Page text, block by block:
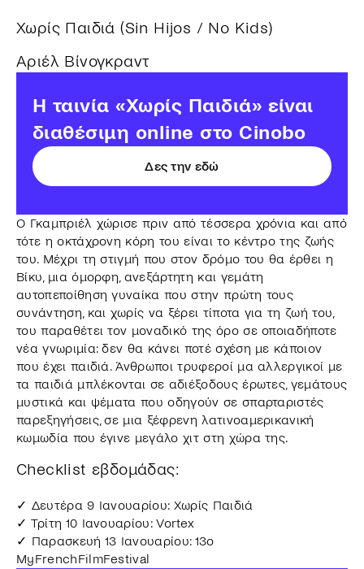
Χωρίς Παιδιά (Sin Hijos / No Kids)
Αριέλ Βίνογκραντ
Η ταινία «Χωρίς Παιδιά» είναι
διαθέσιμη online στο Cinobo
Δες την εδώ
Ο Γκαμπριέλ χώρισε πριν από τέσσερα χρόνια και από
τότε η οκτάχρονη κόρη του είναι το κέντρο της ζωής
του. Μέχρι τη στιγμή που στον δρόμο του θα έρθει η
Βίκυ, μια όμορφη, ανεξάρτητη και γεμάτη
αυτοπεποίθηση γυναίκα που στην πρώτη τους
συνάντηση, και χωρίς να ξέρει τίποτα για τη ζωή του,
του παραθέτει τον μοναδικό της όρο σε οποιαδήποτε
νέα γνωριμία: δεν θα κάνει ποτέ σχέση με κάποιον
που έχει παιδιά. Άνθρωποι τρυφεροί μα αλλεργικοί με
τα παιδιά μπλέκονται σε αδιέξοδους έρωτες, γεμάτους
μυστικά και ψέματα που οδηγούν σε σπαρταριστές
παρεξηγήσεις, σε μια ξέφρενη λατινοαμερικανική
κωμωδία που έγινε μεγάλο χιτ στη χώρα της.
Checklist εβδομάδας:
✓ Δευτέρα 9 Ιανουαρίου: Χωρίς Παιδιά
✓ Τρίτη 10 Ιανουαρίου: Vortex
✓ Παρασκευή 13 Ιανουαρίου: 13ο
MyFrenchFilmFestival